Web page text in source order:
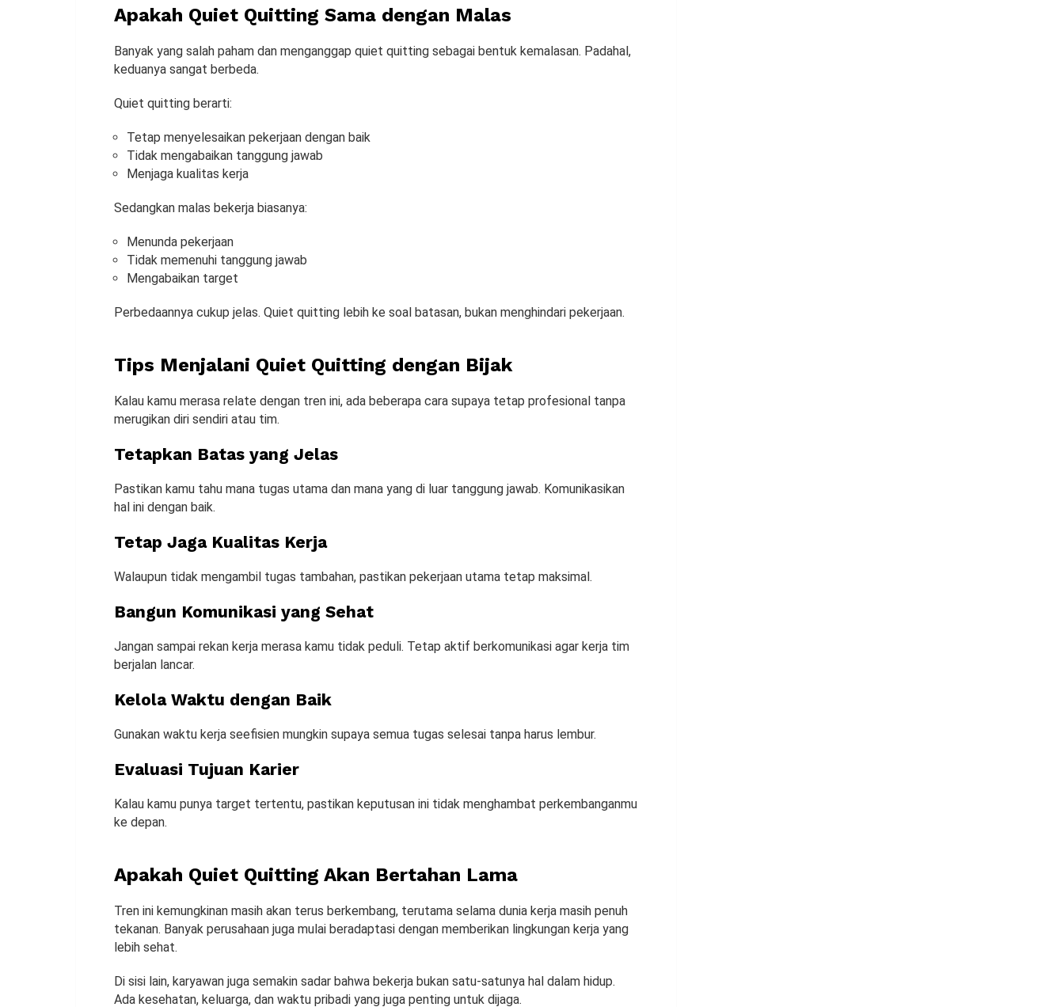
Apakah Quiet Quitting Sama dengan Malas
Banyak yang salah paham dan menganggap quiet quitting sebagai bentuk kemalasan. Padahal,
keduanya sangat berbeda.
Quiet quitting berarti:
Tetap menyelesaikan pekerjaan dengan baik
Tidak mengabaikan tanggung jawab
Menjaga kualitas kerja
Sedangkan malas bekerja biasanya:
Menunda pekerjaan
Tidak memenuhi tanggung jawab
Mengabaikan target
Perbedaannya cukup jelas. Quiet quitting lebih ke soal batasan, bukan menghindari pekerjaan.
Tips Menjalani Quiet Quitting dengan Bijak
Kalau kamu merasa relate dengan tren ini, ada beberapa cara supaya tetap profesional tanpa
merugikan diri sendiri atau tim.
Tetapkan Batas yang Jelas
Pastikan kamu tahu mana tugas utama dan mana yang di luar tanggung jawab. Komunikasikan
hal ini dengan baik.
Tetap Jaga Kualitas Kerja
Walaupun tidak mengambil tugas tambahan, pastikan pekerjaan utama tetap maksimal.
Bangun Komunikasi yang Sehat
Jangan sampai rekan kerja merasa kamu tidak peduli. Tetap aktif berkomunikasi agar kerja tim
berjalan lancar.
Kelola Waktu dengan Baik
Gunakan waktu kerja seefisien mungkin supaya semua tugas selesai tanpa harus lembur.
Evaluasi Tujuan Karier
Kalau kamu punya target tertentu, pastikan keputusan ini tidak menghambat perkembanganmu
ke depan.
Apakah Quiet Quitting Akan Bertahan Lama
Tren ini kemungkinan masih akan terus berkembang, terutama selama dunia kerja masih penuh
tekanan. Banyak perusahaan juga mulai beradaptasi dengan memberikan lingkungan kerja yang
lebih sehat.
Di sisi lain, karyawan juga semakin sadar bahwa bekerja bukan satu-satunya hal dalam hidup.
Ada kesehatan, keluarga, dan waktu pribadi yang juga penting untuk dijaga.